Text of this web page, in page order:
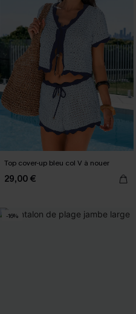
Top cover-up bleu col V à nouer
29,00 €
-16%